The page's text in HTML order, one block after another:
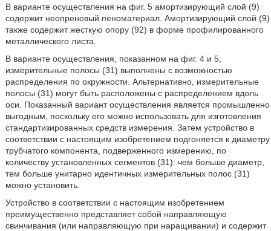
В варианте осуществления на фиг. 5 амортизирующий слой (9)
содержит неопреновый пеноматериал. Амортизирующий слой (9)
также содержит жесткую опору (92) в форме профилированного
металлического листа.
В варианте осуществления, показанном на фиг. 4 и 5,
измерительные полосы (31) выполнены с возможностью
распределения по окружности. Альтернативно, измерительные
полосы (31) могут быть расположены с распределением вдоль
оси. Показанный вариант осуществления является промышленно
выгодным, поскольку его можно использовать для изготовления
стандартизированных средств измерения. Затем устройство в
соответствии с настоящим изобретением подгоняется к диаметру
трубчатого компонента, подверженного измерению, по
количеству установленных сегментов (31): чем больше диаметр,
тем больше унитарно идентичных измерительных полос (31)
можно установить.
Устройство в соответствии с настоящим изобретением
преимущественно представляет собой направляющую
свинчивания (или направляющую при наращивании) и содержит